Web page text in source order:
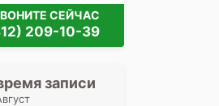
СЕЙЧАС
209-10-39
записи